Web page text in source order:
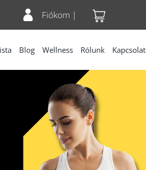
Fiókom |
Blog Wellness Rólunk Kapcsolat